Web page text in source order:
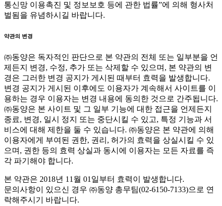
통신망 이용촉진 및 정보보호 등에 관한 법률”에 의해 형사처
벌됨을 유념하시길 바랍니다.
약관의 변경
㈜동양은 독자적인 판단으로 본 약관의 전체 또는 일부분을 언
제든지 변경, 수정, 추가 또는 삭제할 수 있으며, 본 약관의 변
경은 그러한 변경 공지가 게시된 때부터 효력을 발생합니다.
변경 공지가 게시된 이후에도 이용자가 계속해서 사이트를 이
용하는 경우 이용자는 변경 내용에 동의한 것으로 간주됩니다.
㈜동양은 본 사이트 및 그 일부 기능에 대한 접근을 언제든지
종료, 변경, 일시 정지 또는 중단시킬 수 있고, 특정 기능과 서
비스에 대해 제한을 둘 수 있습니다. ㈜동양은 본 약관에 의해
이용자에게 부여된 권한, 권리, 허가의 효력을 상실시킬 수 있
으며, 권한 등의 효력 상실과 동시에 이용자는 모든 자료를 즉
각 파기해야 합니다.
본 약관은 2018년 11월 01일부터 효력이 발생합니다.
문의사항이 있으신 경우 ㈜동양 총무팀(02-6150-7133)으로 연
락해주시기 바랍니다.